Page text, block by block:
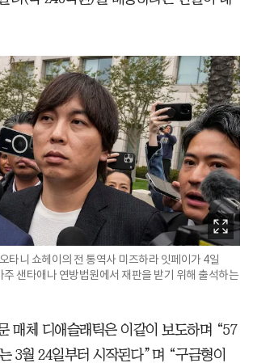
타니 쇼헤이의 전 통역사 미즈하라 잇페이가 4일
샌타애나 연방법원에서 재판을 받기 위해 출석하는
매체 디애슬래틱은 이같이 보도하며 “57
3월 24일부터 시작된다”며 “구금형이